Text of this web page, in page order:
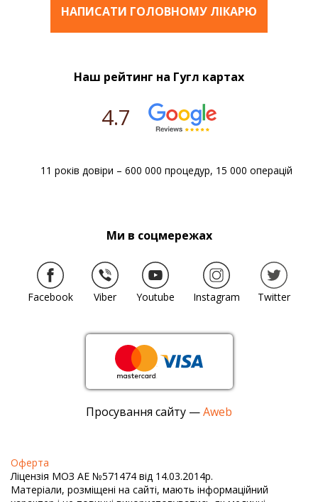
НАПИСАТИ ГОЛОВНОМУ ЛІКАРЮ
Оферта
Ліцензія МОЗ АЕ №571474 від 14.03.2014р.
Матеріали, розміщені на сайті, мають інформаційний
Наш рейтинг на Гугл картах
4.7
11 років довіри – 600 000 процедур, 15 000 операцій
Ми в соцмережах
Facebook Viber Youtube Instagram Twitter
Просування сайту —Aweb